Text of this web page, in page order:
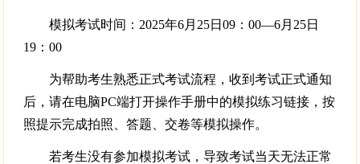
模拟考试时间：2025年6月25日09：00—6月25日
19：00
为帮助考生熟悉正式考试流程，收到考试正式通知
后，请在电脑PC端打开操作手册中的模拟练习链接，按
照提示完成拍照、答题、交卷等模拟操作。
若考生没有参加模拟考试，导致考试当天无法正常